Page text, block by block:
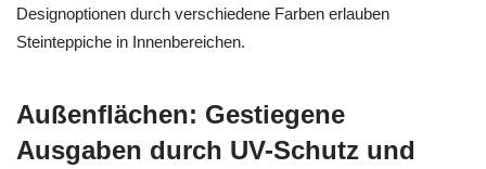
Designoptionen durch verschiedene Farben erlauben
Steinteppiche in Innenbereichen.
Außenflächen: Gestiegene
Ausgaben durch UV-Schutz und